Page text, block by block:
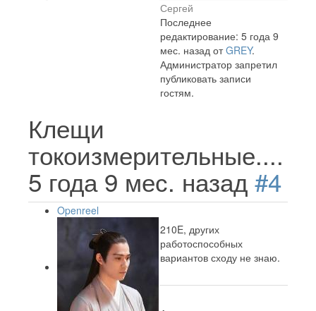
Сергей
Последнее
редактирование: 5 года 9
мес. назад отGREY.
Администратор запретил
публиковать записи
гостям.
Клещи
токоизмерительные....
5 года 9 мес. назад #4
Openreel
210E, других
работоспособных
вариантов сходу не знаю.